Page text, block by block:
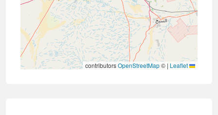
|
©
OpenStreetMap